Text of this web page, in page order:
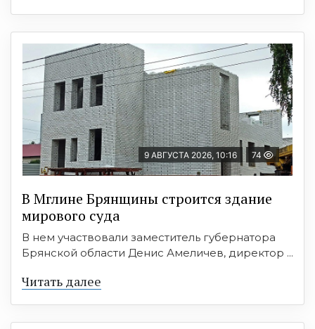
9 АВГУСТА 2026, 10:16 74
В Мглине Брянщины строится здание
мирового суда
В нем участвовали заместитель губернатора
Брянской области Денис Амеличев, директор ...
Читать далее